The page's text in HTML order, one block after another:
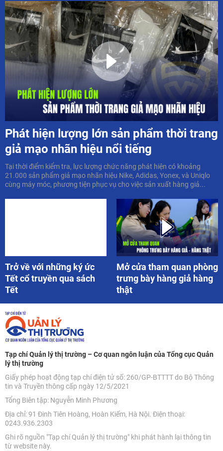
Phát hiện lượng lớn sản phẩm thời trang
giả mạo nhãn hiệu nổi tiếng
Tại thời điểm kiểm tra, lực lượng chức năng phát hiện có khoảng
21.000 sản phẩm giả mạo nhãn hiệu Nike, Adidas, Yonex, và Uniqlo
cùng máy móc, phương tiện phục vụ cho việc sản xuất hàng giả...
Trở về với những ký ức
Tết cổ truyền qua sách
Tết
Mở cửa tham quan phòng
trưng bày hàng giả hàng
thật
Tạp chí Quản lý thị trường – Cơ quan ngôn luận của Tổng cục Quản
lý thị trường
Giấy phép hoạt động tạp chí điện tử số: 260/GP-BTTTT do Bộ Thông
tin và Truyền thông cấp ngày 12/5/2021
Tổng Biên tập: Nguyễn Minh Phương
Địa chỉ: 91 Đinh Tiên Hoàng, Hoàn Kiếm, Hà Nội. Điện thoại:
0243.936.2303
Ghi rõ nguồn "Tạp chí Quản lý thị trường" khi phát hành lại thông tin
từ website này.